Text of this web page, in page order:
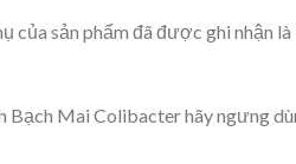
của sản phẩm đã được ghi nhận là
Bạch Mai Colibacter hãy ngưng